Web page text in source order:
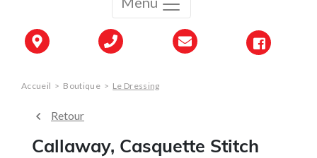
Accueil > Boutique > Le Dressing
Retour
Callaway, Casquette Stitch